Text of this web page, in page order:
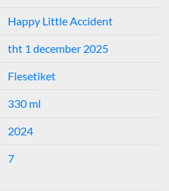
Happy Little Accident
tht 1 december 2025
Flesetiket
330 ml
2024
7